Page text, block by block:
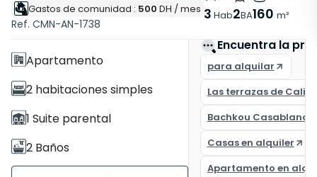
Gastos de comunidad : 500 DH / mes
Ref. CMN-AN-1738
3 Hab2BA160 m²
Características
Con Ascensor
Apartamento
2 habitaciones simples
1 Suite parental
2 Baños
Encuentra la
para alquilar
Las terrazas de
Bachkou Casablanca
Casas en alquiler
Apartamento en